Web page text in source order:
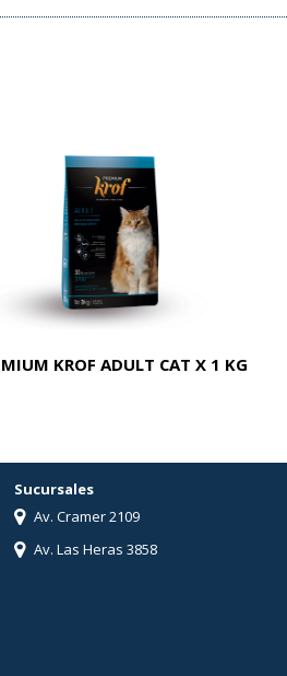
KROF ADULT CAT X 1 KG
Sucursales
Av. Cramer 2109
Av. Las Heras 3858